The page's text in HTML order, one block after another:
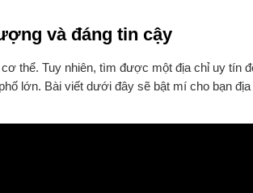
và đáng tin cậy
thể. Tuy nhiên, tìm được một địa chỉ uy tín
lớn. Bài viết dưới đây sẽ bật mí cho bạn